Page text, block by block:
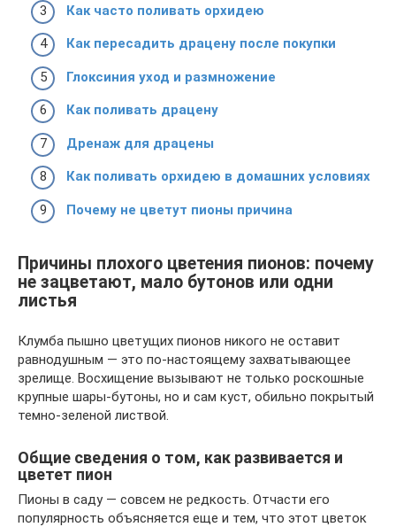
Как часто поливать орхидею
Как пересадить драцену после покупки
Глоксиния уход и размножение
Как поливать драцену
Дренаж для драцены
Как поливать орхидею в домашних условиях
Почему не цветут пионы причина
Причины плохого цветения пионов: почему
не зацветают, мало бутонов или одни
листья
Клумба пышно цветущих пионов никого не оставит
равнодушным — это по-настоящему захватывающее
зрелище. Восхищение вызывают не только роскошные
крупные шары-бутоны, но и сам куст, обильно покрытый
темно-зеленой листвой.
Общие сведения о том, как развивается и
цветет пион
Пионы в саду — совсем не редкость. Отчасти его
популярность объясняется еще и тем, что этот цветок